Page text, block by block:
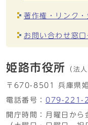
著作権・リンク
お問い合わせ窓口
姫路市役所 （法
〒670-8501 兵庫県
電話番号： 079-221-
開庁時間：月曜日か